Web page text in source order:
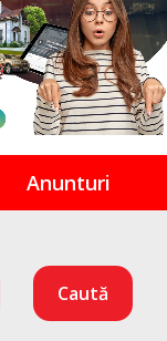
Anunturi
Caută